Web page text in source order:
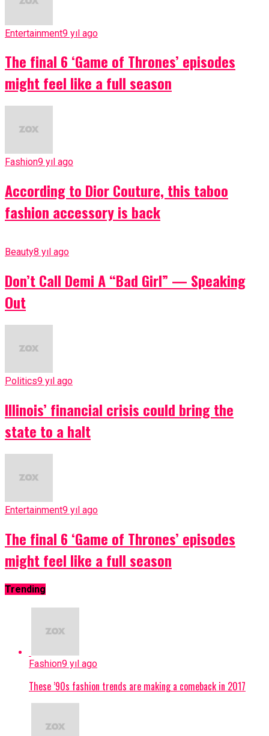
Entertainment9 yıl ago
The final 6 ‘Game of Thrones’ episodes
might feel like a full season
Fashion9 yıl ago
According to Dior Couture, this taboo
fashion accessory is back
Beauty8 yıl ago
Don’t Call Demi A “Bad Girl” — Speaking
Out
Politics9 yıl ago
Illinois’ financial crisis could bring the
state to a halt
Entertainment9 yıl ago
The final 6 ‘Game of Thrones’ episodes
might feel like a full season
Trending
Fashion9 yıl ago
These ’90s fashion trends are making a comeback in 2017